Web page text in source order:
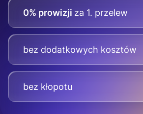
0% prowizji za 1. przelew
bez dodatkowych kosztów
bez kłopotu